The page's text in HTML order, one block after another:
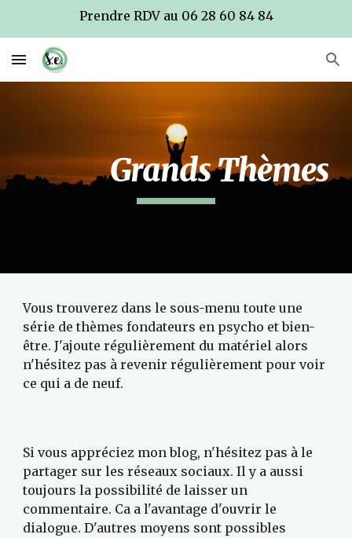
Prendre RDV au 06 28 60 84 84
Grands Thèmes
Vous trouverez dans le sous-menu toute une
série de thèmes fondateurs en psycho et bien-
être. J'ajoute régulièrement du matériel alors
n'hésitez pas à revenir régulièrement pour voir
ce qui a de neuf.
Si vous appréciez mon blog, n'hésitez pas à le
partager sur les réseaux sociaux. Il y a aussi
toujours la possibilité de laisser un
commentaire. Ca a l'avantage d'ouvrir le
dialogue. D'autres moyens sont possibles